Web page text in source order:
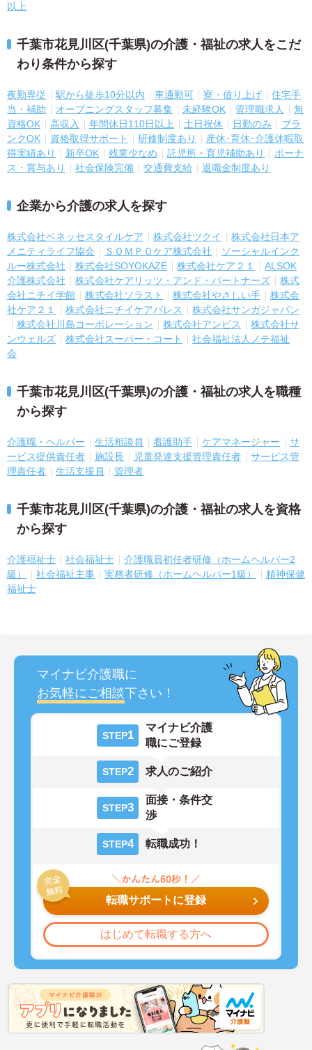
以上
千葉市花見川区(千葉県)の介護・福祉の求人をこだ
わり条件から探す
夜勤専従 駅から徒歩10分以内 車通勤可 寮・借り上げ
住宅手
当・補助
オープニングスタッフ募集 未経験OK 管理職求人
無
資格OK
高収入 年間休日110日以上 土日祝休 日勤のみ
ブラ
ンクOK
資格取得サポート 研修制度あり
産休･育休･介護休暇取
得実績あり
新卒OK 残業少なめ 託児所・育児補助あり
ボーナ
ス・賞与あり
社会保険完備 交通費支給 退職金制度あり
企業から介護の求人を探す
株式会社ベネッセスタイルケア 株式会社ツクイ
株式会社日本ア
メニティライフ協会
ＳＯＭＰＯケア株式会社
ソーシャルインク
ルー株式会社
株式会社SOYOKAZE 株式会社ケア２１
ALSOK
介護株式会社
株式会社ケアリッツ・アンド・パートナーズ
株式
会社ニチイ学館
株式会社ソラスト 株式会社やさしい手
株式会
社ケア２１
株式会社ニチイケアパレス
株式会社サンガジャパン
株式会社川島コーポレーション
株式会社アンビス
株式会社サ
ンウェルズ
株式会社スーパー・コート
社会福祉法人ノテ福祉
会
千葉市花見川区(千葉県)の介護・福祉の求人を職種
から探す
介護職・ヘルパー 生活相談員 看護助手 ケアマネージャー
サ
ービス提供責任者
施設長 児童発達支援管理責任者
サービス管
理責任者
生活支援員 管理者
千葉市花見川区(千葉県)の介護・福祉の求人を資格
から探す
介護福祉士 社会福祉士
介護職員初任者研修（ホームヘルパー2
級）
社会福祉主事 実務者研修（ホームヘルパー1級）
精神保健
福祉士
マイナビ介護職に
お気軽にご相談下さい！
STEP1
マイナビ介護
職にご登録
STEP2 求人のご紹介
STEP3
面接・条件交
渉
STEP4 転職成功！
転職サポートに登録
はじめて転職する方へ